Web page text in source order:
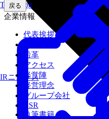
Tech Blog
IRニュース
戻る
企業情報
代表挨拶
沿革
アクセス
経営陣
経営理念
グループ会社
CSR
執筆書籍